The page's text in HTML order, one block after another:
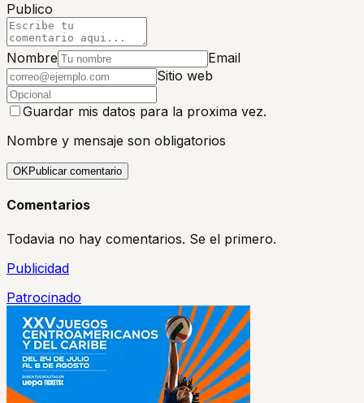
Publico
Nombre
Email
Sitio web
Guardar mis datos para la proxima vez.
Nombre y mensaje son obligatorios
OKPublicar comentario
Comentarios
Todavia no hay comentarios. Se el primero.
Publicidad
Patrocinado